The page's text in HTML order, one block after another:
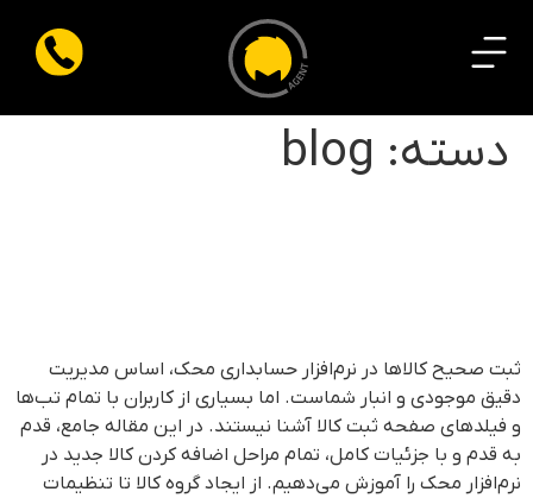
دسته: blog
ثبت صحیح کالاها در نرم‌افزار حسابداری محک، اساس مدیریت
دقیق موجودی و انبار شماست. اما بسیاری از کاربران با تمام تب‌ها
و فیلدهای صفحه ثبت کالا آشنا نیستند. در این مقاله جامع، قدم
به قدم و با جزئیات کامل، تمام مراحل اضافه کردن کالا جدید در
نرم‌افزار محک را آموزش می‌دهیم. از ایجاد گروه کالا تا تنظیمات